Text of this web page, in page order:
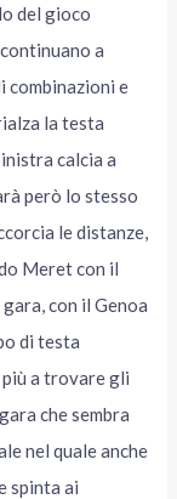
del gioco
a
combinazioni e
la testa
calcia a
però lo stesso
le distanze,
Meret con il
con il Genoa
di testa
a trovare gli
che sembra
nel quale anche
spinta ai